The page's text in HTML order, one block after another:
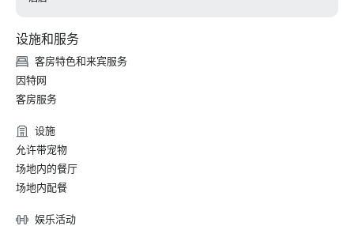
设施和服务
客房特色和来宾服务
因特网
客房服务
设施
允许带宠物
场地内的餐厅
场地内配餐
娱乐活动